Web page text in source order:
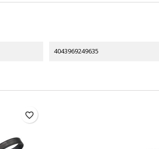
4043969249635
favorite_border